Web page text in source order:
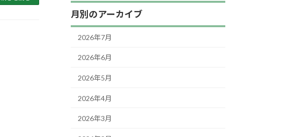
月別のアーカイブ
2026年7月
2026年6月
2026年5月
2026年4月
2026年3月